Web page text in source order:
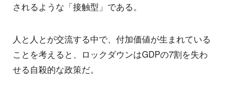
されるような「接触型」である。
人と人とが交流する中で、付加価値が生まれている
ことを考えると、ロックダウンはGDPの7割を失わ
せる自殺的な政策だ。